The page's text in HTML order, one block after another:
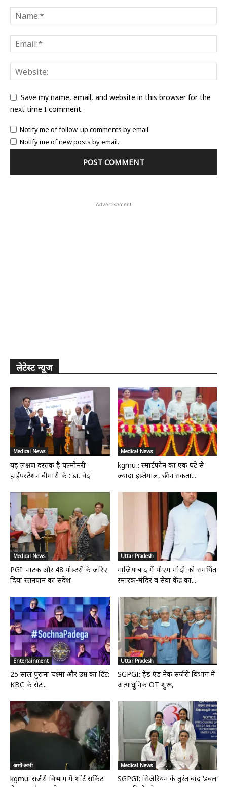
Save my name, email, and website in this browser for the
next time I comment.
Notify me of follow-up comments by email.
Notify me of new posts by email.
Advertisement
लेटेस्ट न्यूज
Medical News
यह लक्षण दस्तक है पल्मोनरी
हाईपरटेंशन बीमारी के : डा. वेद
Medical News
kgmu : स्मार्टफोन का एक घंटे से
ज्यादा इस्तेमाल, छीन सकता...
Medical News
PGI: नाटक और 48 पोस्टरों के जरिए
दिया स्तनपान का संदेश
Uttar Pradesh
गाज़ियाबाद में पीएम मोदी को समर्पित
स्मारक-मंदिर व सेवा केंद्र का...
Entertainment
25 साल पुराना चश्मा और उम्र का टिंट:
KBC के सेट...
Uttar Pradesh
SGPGI: हेड एंड नेक सर्जरी विभाग में
अत्याधुनिक OT शुरू,
अभी-अभी
kgmu: सर्जरी विभाग में शॉर्ट सर्किट
Medical News
SGPGI: सिजेरियन के तुरंत बाद ‘डबल